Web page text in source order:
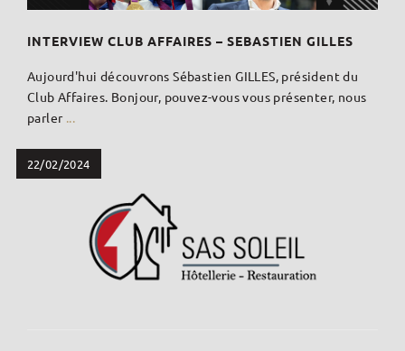
INTERVIEW CLUB AFFAIRES – SEBASTIEN GILLES
Aujourd'hui découvrons Sébastien GILLES, président du
Club Affaires. Bonjour, pouvez-vous vous présenter, nous
parler ...
22/02/2024